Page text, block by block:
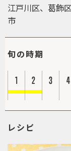
江戸川区、葛飾
市
旬の時期
1 2 3 4
レシピ